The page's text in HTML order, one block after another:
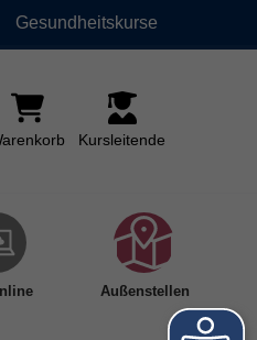
Gesundheitskurse
Kursleitende
Außenstellen